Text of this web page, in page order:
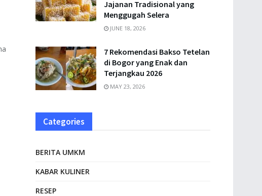
Jajanan Tradisional yang
Menggugah Selera
JUNE 18, 2026
7 Rekomendasi Bakso Tetelan
di Bogor yang Enak dan
Terjangkau 2026
MAY 23, 2026
Categories
BERITA UMKM
KABAR KULINER
RESEP